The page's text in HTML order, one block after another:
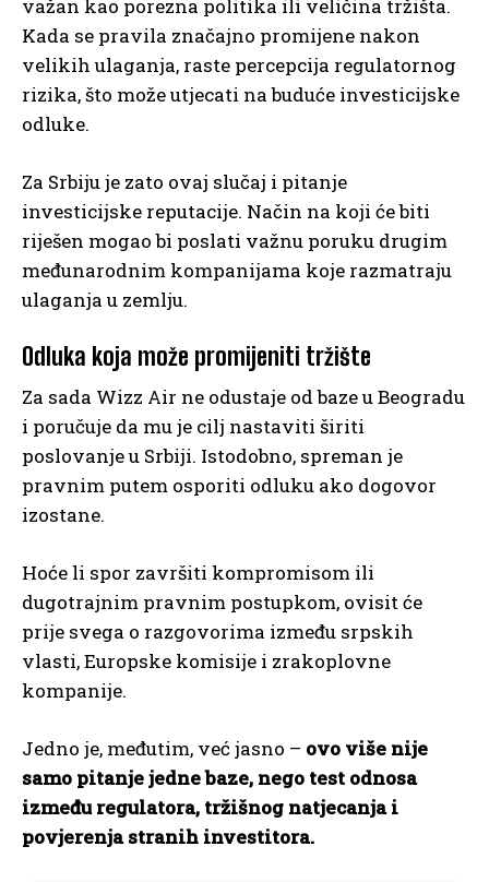
važan kao porezna politika ili veličina tržišta.
Kada se pravila značajno promijene nakon
velikih ulaganja, raste percepcija regulatornog
rizika, što može utjecati na buduće investicijske
odluke.
Za Srbiju je zato ovaj slučaj i pitanje
investicijske reputacije. Način na koji će biti
riješen mogao bi poslati važnu poruku drugim
međunarodnim kompanijama koje razmatraju
ulaganja u zemlju.
Odluka koja može promijeniti tržište
Za sada Wizz Air ne odustaje od baze u Beogradu
i poručuje da mu je cilj nastaviti širiti
poslovanje u Srbiji. Istodobno, spreman je
pravnim putem osporiti odluku ako dogovor
izostane.
Hoće li spor završiti kompromisom ili
dugotrajnim pravnim postupkom, ovisit će
prije svega o razgovorima između srpskih
vlasti, Europske komisije i zrakoplovne
kompanije.
Jedno je, međutim, već jasno – ovo više nije
samo pitanje jedne baze, nego test odnosa
između regulatora, tržišnog natjecanja i
povjerenja stranih investitora.